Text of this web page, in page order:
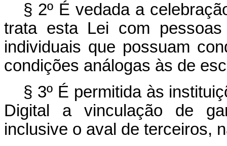
§ 2º É vedada a
trata esta Lei com pessoas
individuais que possuam
condições análogas às de
§ 3º É permitida às
Digital a vinculação de
inclusive o aval de terceiros,